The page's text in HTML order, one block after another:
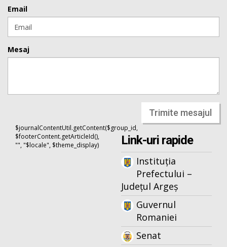
Email
Mesaj
Trimite mesajul
$journalContentUtil.getContent($group_id,
$footerContent.getArticleId(),
"", "$locale", $theme_display)
Link-uri rapide
Instituția
Prefectului –
Județul Argeș
Guvernul
Romaniei
Senat